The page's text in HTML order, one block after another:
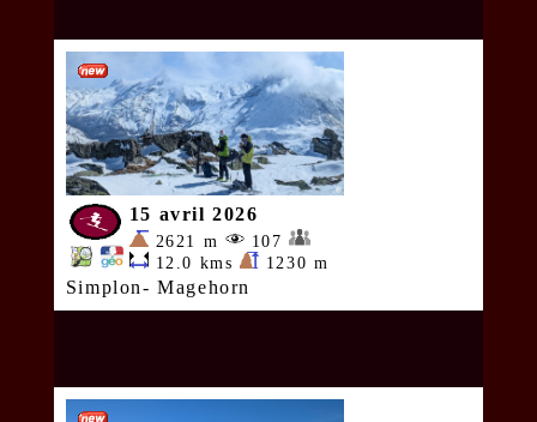
15 avril 2026
2621 m
107
12.0 kms
1230 m
Simplon- Magehorn